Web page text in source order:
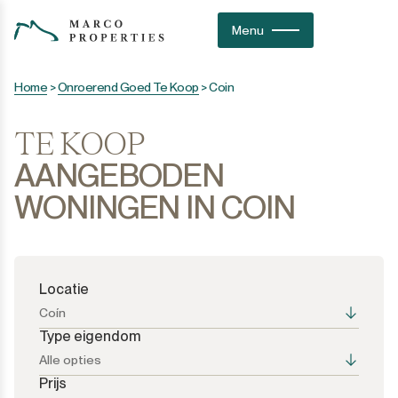
Menu
Home >Onroerend Goed Te Koop >Coin
TE KOOP
AANGEBODEN
WONINGEN IN COIN
Locatie
Coín
Alle opties
Type eigendom
Alle opties
Alle opties
Prijs